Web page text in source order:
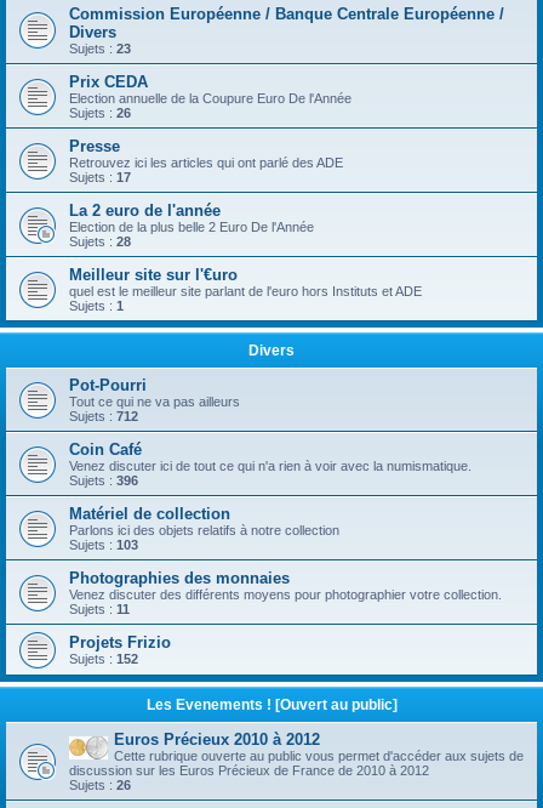
Commission Européenne / Banque Centrale Européenne /
Divers
Sujets : 23
Prix CEDA
Election annuelle de la Coupure Euro De l'Année
Sujets : 26
Presse
Retrouvez ici les articles qui ont parlé des ADE
Sujets : 17
La 2 euro de l'année
Election de la plus belle 2 Euro De l'Année
Sujets : 28
Meilleur site sur l'€uro
quel est le meilleur site parlant de l'euro hors Instituts et ADE
Sujets : 1
Divers
Pot-Pourri
Tout ce qui ne va pas ailleurs
Sujets : 712
Coin Café
Venez discuter ici de tout ce qui n'a rien à voir avec la numismatique.
Sujets : 396
Matériel de collection
Parlons ici des objets relatifs à notre collection
Sujets : 103
Photographies des monnaies
Venez discuter des différents moyens pour photographier votre collection.
Sujets : 11
Projets Frizio
Sujets : 152
Les Evenements ! [Ouvert au public]
Euros Précieux 2010 à 2012
Cette rubrique ouverte au public vous permet d'accéder aux sujets de
discussion sur les Euros Précieux de France de 2010 à 2012
Sujets : 26